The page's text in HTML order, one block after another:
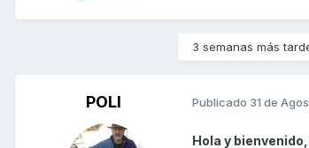
3 semanas más
POLI Publicado 31 de
Hola y